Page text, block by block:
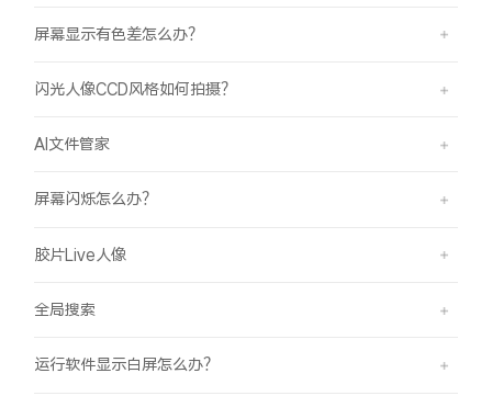
屏幕显示有色差怎么办？
闪光人像CCD风格如何拍摄？
AI文件管家
屏幕闪烁怎么办？
胶片Live人像
全局搜索
运行软件显示白屏怎么办？